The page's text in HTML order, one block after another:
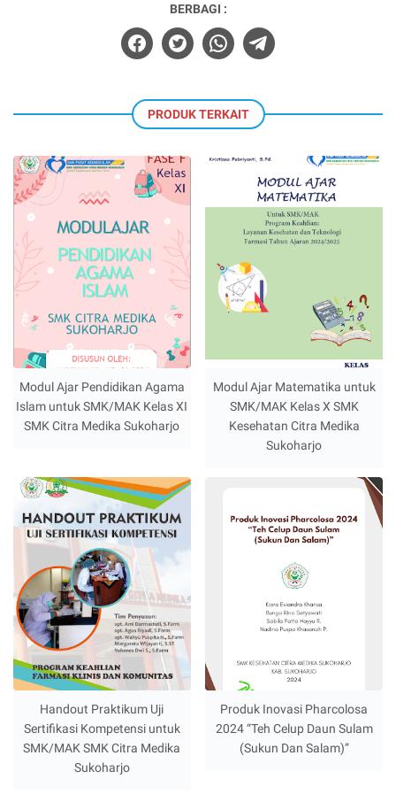
BERBAGI :
PRODUK TERKAIT
Modul Ajar Pendidikan Agama
Islam untuk SMK/MAK Kelas XI
SMK Citra Medika Sukoharjo
Modul Ajar Matematika untuk
SMK/MAK Kelas X SMK
Kesehatan Citra Medika
Sukoharjo
Handout Praktikum Uji
Sertifikasi Kompetensi untuk
SMK/MAK SMK Citra Medika
Sukoharjo
Produk Inovasi Pharcolosa
2024 “Teh Celup Daun Sulam
(Sukun Dan Salam)”